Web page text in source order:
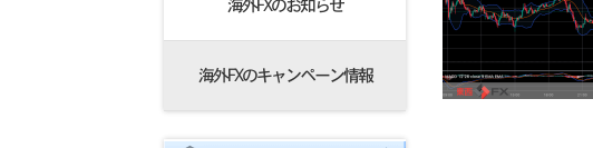
海外FXのお知らせ
海外FXのキャンペーン情報